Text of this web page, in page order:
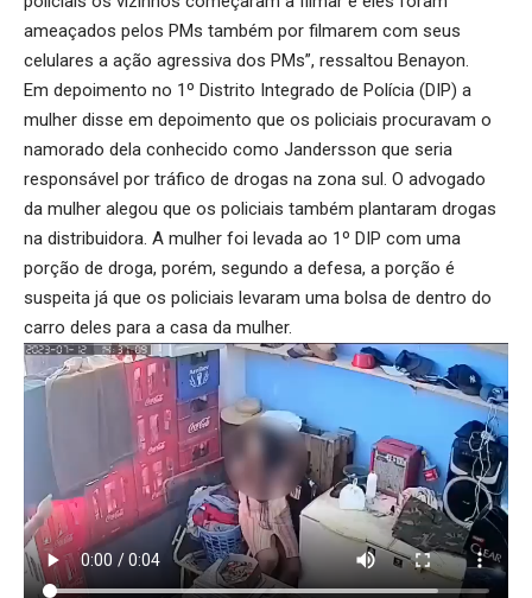
ameaçados pelos PMs também por filmarem com seus
celulares a ação agressiva dos PMs”, ressaltou Benayon.
Em depoimento no 1º Distrito Integrado de Polícia (DIP) a
mulher disse em depoimento que os policiais procuravam o
namorado dela conhecido como Jandersson que seria
responsável por tráfico de drogas na zona sul. O advogado
da mulher alegou que os policiais também plantaram drogas
na distribuidora. A mulher foi levada ao 1º DIP com uma
porção de droga, porém, segundo a defesa, a porção é
suspeita já que os policiais levaram uma bolsa de dentro do
carro deles para a casa da mulher.